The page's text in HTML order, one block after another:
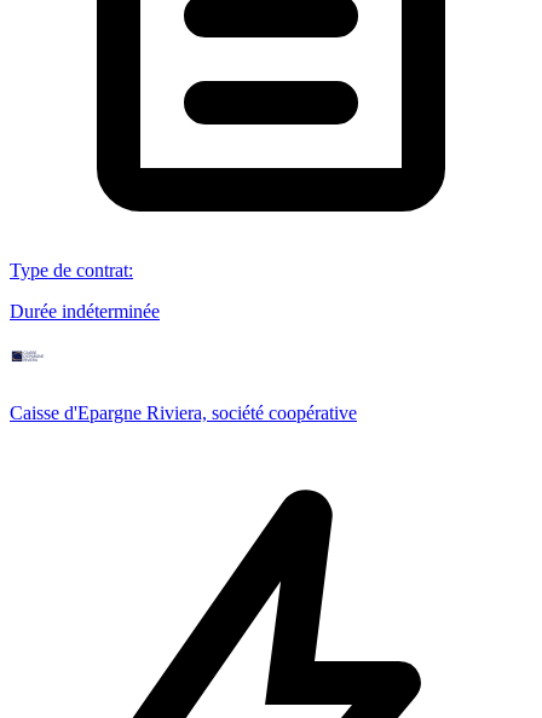
Type de contrat:
Durée indéterminée
Caisse d'Epargne Riviera, société coopérative